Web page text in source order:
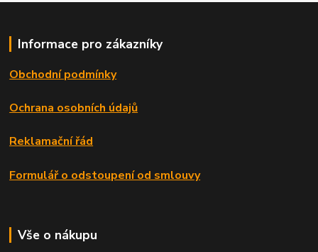
Informace pro zákazníky
Obchodní podmínky
Ochrana osobních údajů
Reklamační řád
Formulář o odstoupení od smlouvy
Vše o nákupu